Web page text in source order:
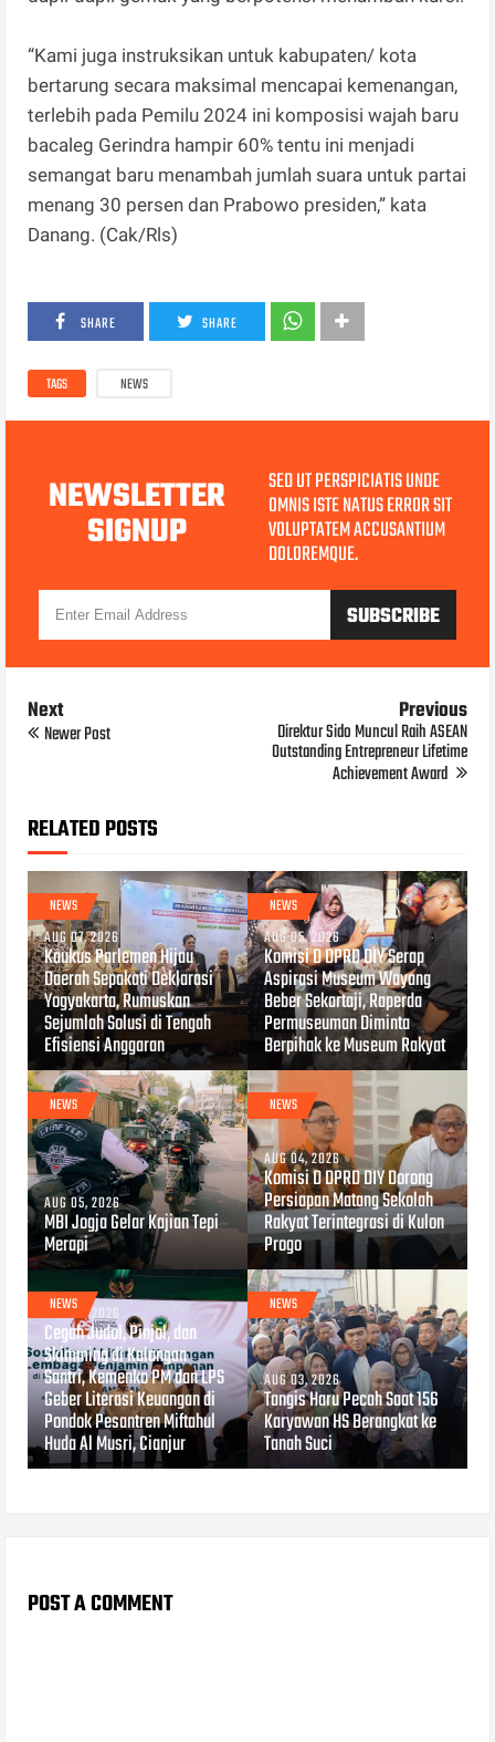
“Kami juga instruksikan untuk kabupaten/ kota
bertarung secara maksimal mencapai kemenangan,
terlebih pada Pemilu 2024 ini komposisi wajah baru
bacaleg Gerindra hampir 60% tentu ini menjadi
semangat baru menambah jumlah suara untuk partai
menang 30 persen dan Prabowo presiden,” kata
Danang. (Cak/Rls)
SHARE SHARE
TAGS NEWS
NEWSLETTER
SIGNUP
SED UT PERSPICIATIS UNDE
OMNIS ISTE NATUS ERROR SIT
VOLUPTATEM ACCUSANTIUM
DOLOREMQUE.
Next
Newer Post
Previous
Direktur Sido Muncul Raih ASEAN
Outstanding Entrepreneur Lifetime
Achievement Award
RELATED POSTS
NEWS
AUG 07, 2026
Kaukus Parlemen Hijau
Daerah Sepakati Deklarasi
Yogyakarta, Rumuskan
Sejumlah Solusi di Tengah
Efisiensi Anggaran
NEWS
AUG 05, 2026
Komisi D DPRD DIY Serap
Aspirasi Museum Wayang
Beber Sekartaji, Raperda
Permuseuman Diminta
Berpihak ke Museum Rakyat
NEWS
AUG 05, 2026
MBI Jogja Gelar Kajian Tepi
Merapi
NEWS
AUG 04, 2026
Komisi D DPRD DIY Dorong
Persiapan Matang Sekolah
Rakyat Terintegrasi di Kulon
Progo
NEWS
AUG 04, 2026
Cegah Judol, Pinjol, dan
Skimming di Kalangan
Santri, Kemenko PM dan LPS
Geber Literasi Keuangan di
Pondok Pesantren Miftahul
Huda Al Musri, Cianjur
NEWS
AUG 03, 2026
Tangis Haru Pecah Saat 156
Karyawan HS Berangkat ke
Tanah Suci
POST A COMMENT